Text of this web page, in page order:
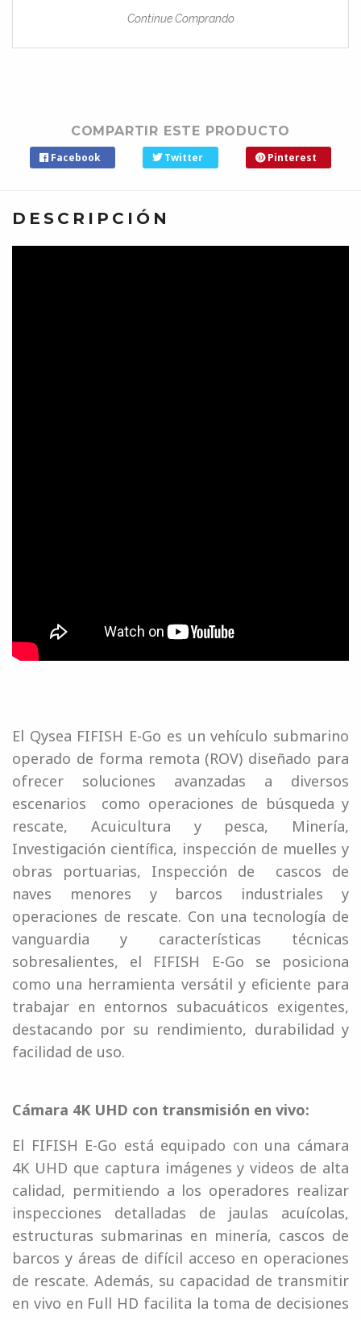
Continue Comprando
COMPARTIR ESTE PRODUCTO
Facebook Twitter Pinterest
DESCRIPCIÓN
El Qysea FIFISH E-Go es un vehículo submarino
operado de forma remota (ROV) diseñado para
ofrecer soluciones avanzadas a diversos
escenarios como operaciones de búsqueda y
rescate, Acuicultura y pesca, Minería,
Investigación científica, inspección de muelles y
obras portuarias, Inspección de cascos de
naves menores y barcos industriales y
operaciones de rescate. Con una tecnología de
vanguardia y características técnicas
sobresalientes, el FIFISH E-Go se posiciona
como una herramienta versátil y eficiente para
trabajar en entornos subacuáticos exigentes,
destacando por su rendimiento, durabilidad y
facilidad de uso.
Cámara 4K UHD con transmisión en vivo:
El FIFISH E-Go está equipado con una cámara
4K UHD que captura imágenes y videos de alta
calidad, permitiendo a los operadores realizar
inspecciones detalladas de jaulas acuícolas,
estructuras submarinas en minería, cascos de
barcos y áreas de difícil acceso en operaciones
de rescate. Además, su capacidad de transmitir
en vivo en Full HD facilita la toma de decisiones